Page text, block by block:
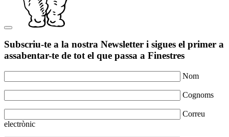
Subscriu-te a la nostra Newsletter i sigues el primer a
assabentar-te de tot el que passa a Finestres
Nom
Cognoms
Correu
electrònic